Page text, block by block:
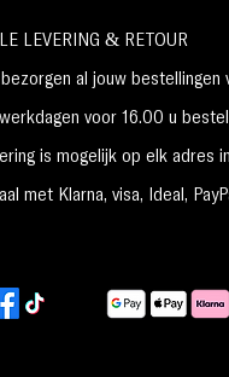
LEVERING & RETOUR
al jouw bestellingen
voor 16.00 u
is mogelijk op elk adres
met Klarna, visa, Ideal,